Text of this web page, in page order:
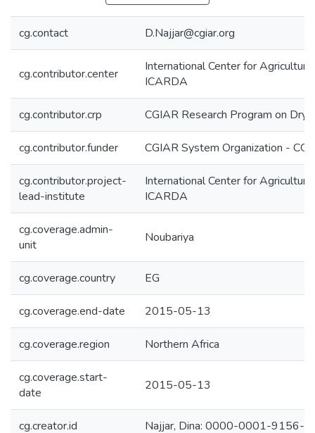
cg.contact D.Najjar@cgiar.org
cg.contributor.center
International Center for
ICARDA
cg.contributor.crp CGIAR Research Program on
cg.contributor.funder CGIAR System Organization -
cg.contributor.project-
lead-institute
International Center for
ICARDA
cg.coverage.admin-
unit
Noubariya
cg.coverage.country EG
cg.coverage.end-date 2015-05-13
cg.coverage.region Northern Africa
cg.coverage.start-
date
2015-05-13
cg.creator.id Najjar, Dina: 0000-0001-9156-